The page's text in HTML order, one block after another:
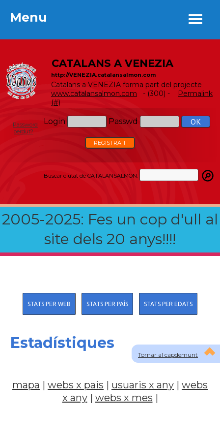
Menu
CATALANS A VENEZIA
http://VENEZIA.catalansalmon.com
Catalans a VENEZIA forma part del projecte
www.catalansalmon.com - (300) -
Permalink
(#)
Login Passwd
Password
perdut?
REGISTRA'T
Buscar ciutat de CATALANSALMON:
2005-2025: Fes un cop d'ull al
site dels 20 anys!!!!
Menu
Tornar al capdemunt
STATS PER WEB STATS PER PAÍS STATS PER EDATS
Estadístiques
mapa | webs x pais | usuaris x any | webs
x any| webs x mes |